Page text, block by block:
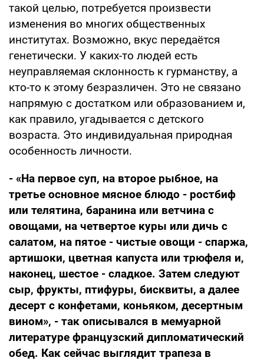
такой целью, потребуется произвести
изменения во многих общественных
институтах. Возможно, вкус передаётся
генетически. У каких-то людей есть
неуправляемая склонность к гурманству, а
кто-то к этому безразличен. Это не связано
напрямую с достатком или образованием и,
как правило, угадывается с детского
возраста. Это индивидуальная природная
особенность личности.
- «На первое суп, на второе рыбное, на
третье основное мясное блюдо - ростбиф
или телятина, баранина или ветчина с
овощами, на четвертое куры или дичь с
салатом, на пятое - чистые овощи - спаржа,
артишоки, цветная капуста или трюфеля и,
наконец, шестое - сладкое. Затем следуют
сыр, фрукты, птифуры, бисквиты, а далее
десерт с конфетами, коньяком, десертным
вином», - так описывался в мемуарной
литературе французский дипломатический
обед. Как сейчас выглядит трапеза в